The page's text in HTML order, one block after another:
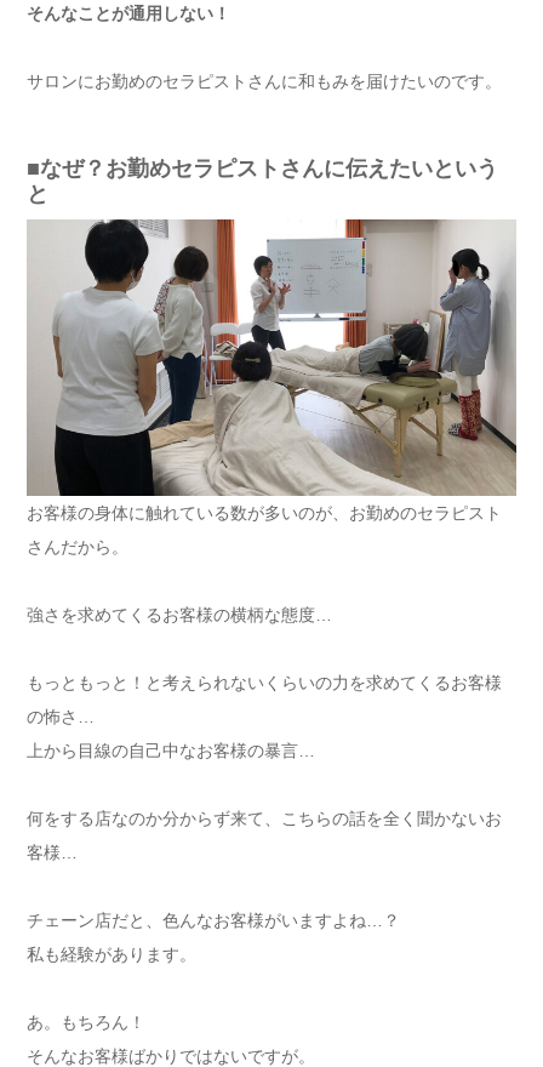
そんなことが通用しない！
サロンにお勤めのセラピストさんに和もみを届けたいのです。
■なぜ？お勤めセラピストさんに伝えたいという
と
お客様の身体に触れている数が多いのが、お勤めのセラピスト
さんだから。
強さを求めてくるお客様の横柄な態度…
もっともっと！と考えられないくらいの力を求めてくるお客様
の怖さ…
上から目線の自己中なお客様の暴言…
何をする店なのか分からず来て、こちらの話を全く聞かないお
客様…
チェーン店だと、色んなお客様がいますよね…？
私も経験があります。
あ。もちろん！
そんなお客様ばかりではないですが。